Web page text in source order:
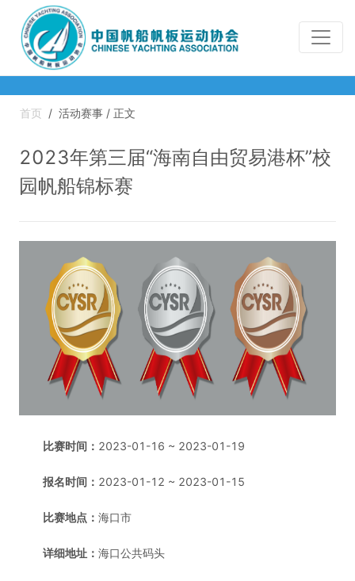
首页 / 活动赛事 / 正文
2023年第三届“海南自由贸易港杯”校
园帆船锦标赛
比赛时间： 2023-01-16 ~ 2023-01-19
报名时间： 2023-01-12 ~ 2023-01-15
比赛地点： 海口市
详细地址： 海口公共码头